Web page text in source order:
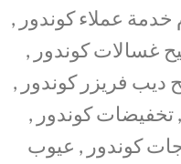
خدمة عملاء كوندور ,
غسالات كوندور ,
ديب فريزر كوندور ,
تخفيضات كوندور ,
كوندور , عيوب